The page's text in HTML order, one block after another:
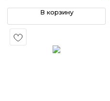
В корзину